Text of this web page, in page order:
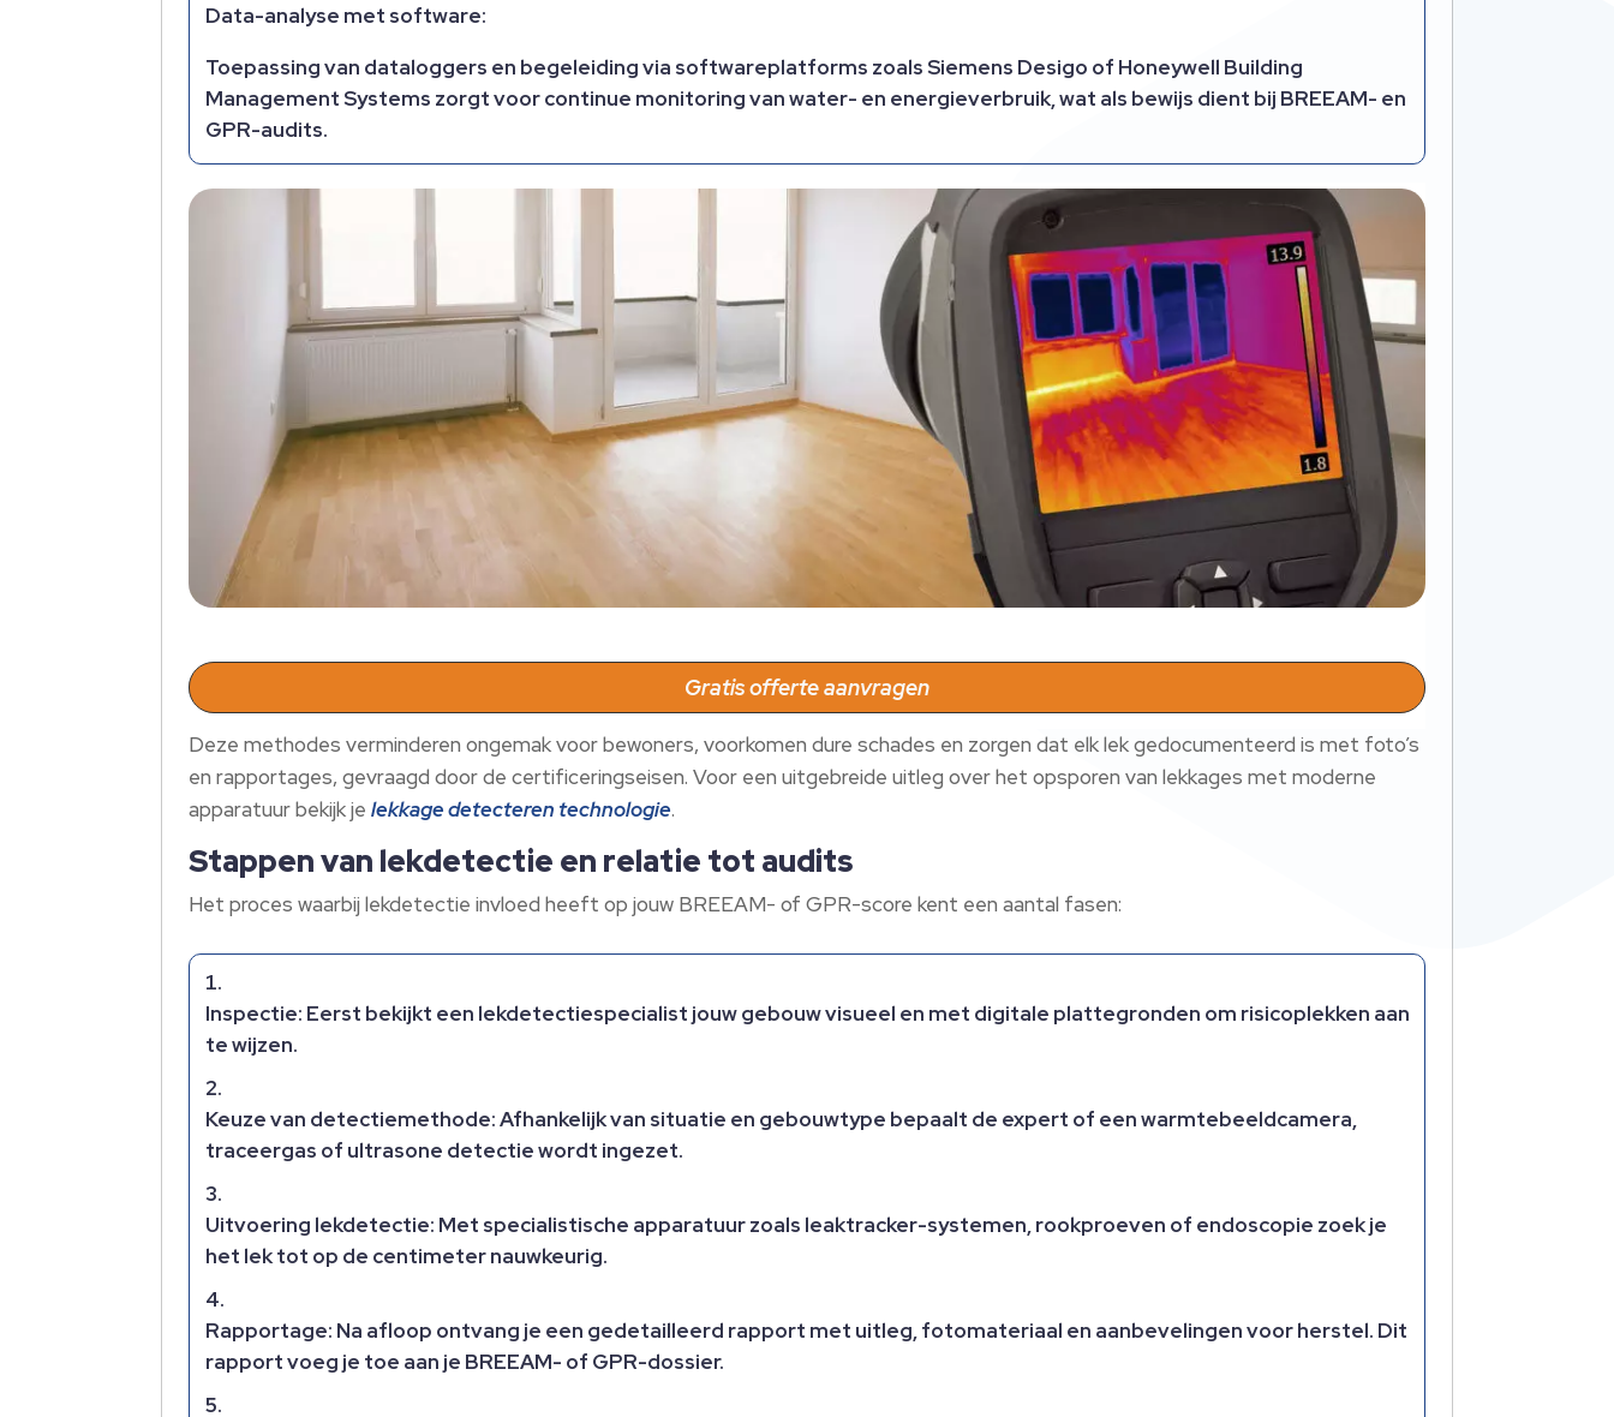
Data-analyse met software:
Toepassing van dataloggers en begeleiding via softwareplatforms zoals Siemens Desigo of Honeywell Building
Management Systems zorgt voor continue monitoring van water- en energieverbruik, wat als bewijs dient bij BREEAM- en
GPR-audits.
Gratis offerte aanvragen
Deze methodes verminderen ongemak voor bewoners, voorkomen dure schades en zorgen dat elk lek gedocumenteerd is met foto’s
en rapportages, gevraagd door de certificeringseisen. Voor een uitgebreide uitleg over het opsporen van lekkages met moderne
apparatuur bekijk jelekkage detecteren technologie.
Stappen van lekdetectie en relatie tot audits
Het proces waarbij lekdetectie invloed heeft op jouw BREEAM- of GPR-score kent een aantal fasen:
Inspectie: Eerst bekijkt een lekdetectiespecialist jouw gebouw visueel en met digitale plattegronden om risicoplekken aan
te wijzen.
Keuze van detectiemethode: Afhankelijk van situatie en gebouwtype bepaalt de expert of een warmtebeeldcamera,
traceergas of ultrasone detectie wordt ingezet.
Uitvoering lekdetectie: Met specialistische apparatuur zoals leaktracker-systemen, rookproeven of endoscopie zoek je
het lek tot op de centimeter nauwkeurig.
Rapportage: Na afloop ontvang je een gedetailleerd rapport met uitleg, fotomateriaal en aanbevelingen voor herstel. Dit
rapport voeg je toe aan je BREEAM- of GPR-dossier.